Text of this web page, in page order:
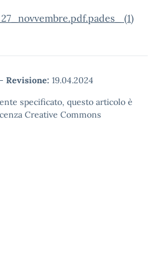
(1)
- Revisione: 19.04.2024
specificato, questo articolo è
Creative Commons